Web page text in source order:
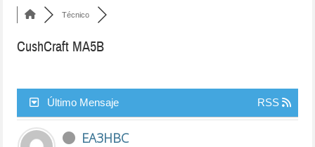
Técnico
CushCraft MA5B
Último Mensaje RSS
EA3HBC